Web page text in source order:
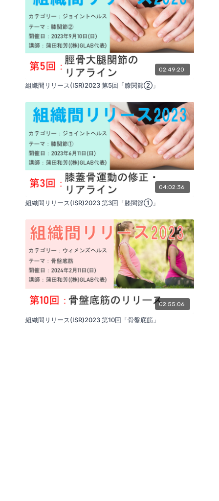
02:49:20
組織間リリース(ISR)2023 第5回「膝関節②」
04:02:36
組織間リリース(ISR)2023 第3回「膝関節①」
02:55:06
組織間リリース(ISR)2023 第10回「骨盤底筋」